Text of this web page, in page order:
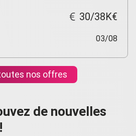
30/38K€
03/08
nos offres
de nouvelles